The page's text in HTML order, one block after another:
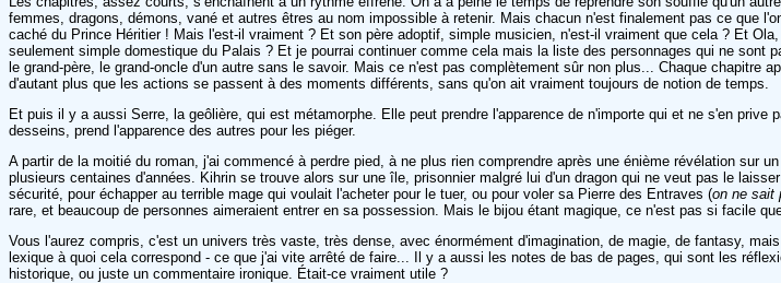
femmes, dragons, démons, vané et autres êtres au nom impossible à retenir. Mais chacun n'est finalement pas ce que
caché du Prince Héritier ! Mais l'est-il vraiment ? Et son père adoptif, simple musicien, n'est-il vraiment que cela ? Et
seulement simple domestique du Palais ? Et je pourrai continuer comme cela mais la liste des personnages qui ne
le grand-père, le grand-oncle d'un autre sans le savoir. Mais ce n'est pas complètement sûr non plus... Chaque
d'autant plus que les actions se passent à des moments différents, sans qu'on ait vraiment toujours de notion de temps.
Et puis il y a aussi Serre, la geôlière, qui est métamorphe. Elle peut prendre l'apparence de n'importe qui et ne s'en
desseins, prend l'apparence des autres pour les piéger.
A partir de la moitié du roman, j'ai commencé à perdre pied, à ne plus rien comprendre après une énième révélation sur
plusieurs centaines d'années. Kihrin se trouve alors sur une île, prisonnier malgré lui d'un dragon qui ne veut pas le
sécurité, pour échapper au terrible mage qui voulait l'acheter pour le tuer, ou pour voler sa Pierre des Entraves (on ne sait
rare, et beaucoup de personnes aimeraient entrer en sa possession. Mais le bijou étant magique, ce n'est pas si facile
Vous l'aurez compris, c'est un univers très vaste, très dense, avec énormément d'imagination, de magie, de fantasy,
lexique à quoi cela correspond - ce que j'ai vite arrêté de faire... Il y a aussi les notes de bas de pages, qui sont les
historique, ou juste un commentaire ironique. Était-ce vraiment utile ?